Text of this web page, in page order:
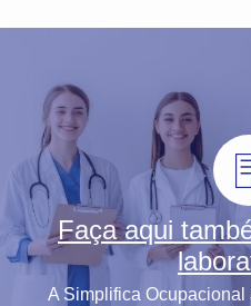
Faça aqui
A Simplifica Ocupacional